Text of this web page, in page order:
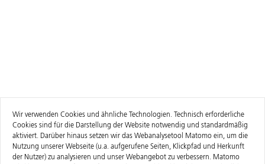
Wir verwenden Cookies und ähnliche Technologien. Technisch erforderliche
Cookies sind für die Darstellung der Website notwendig und standardmäßig
aktiviert. Darüber hinaus setzen wir das Webanalysetool Matomo ein, um die
Nutzung unserer Webseite (u.a. aufgerufene Seiten, Klickpfad und Herkunft
der Nutzer) zu analysieren und unser Webangebot zu verbessern. Matomo